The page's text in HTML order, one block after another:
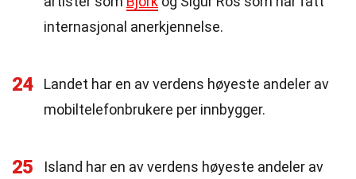
internasjonal anerkjennelse.
24
Landet har en av verdens høyeste andeler av
mobiltelefonbrukere per innbygger.
25
Island har en av verdens høyeste andeler av